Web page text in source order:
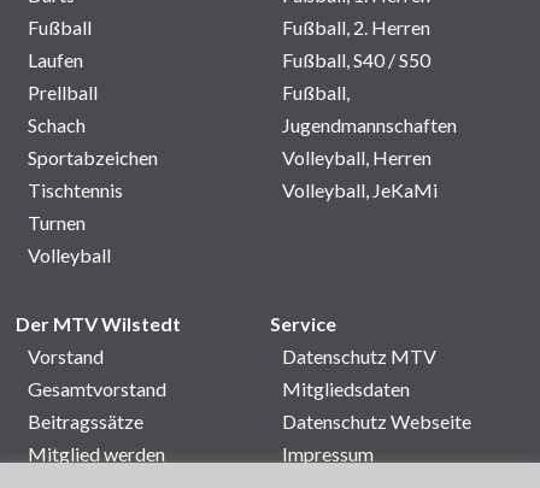
Fußball
Laufen
Prellball
Schach
Sportabzeichen
Tischtennis
Turnen
Volleyball
Fußball, 2. Herren
Fußball, S40 / S50
Fußball,
Jugendmannschaften
Volleyball, Herren
Volleyball, JeKaMi
Der MTV Wilstedt
Vorstand
Gesamtvorstand
Beitragssätze
Mitglied werden
Service
Datenschutz MTV
Mitgliedsdaten
Datenschutz Webseite
Impressum